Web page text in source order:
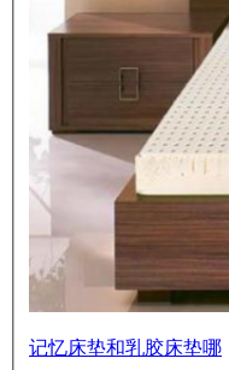
记忆床垫和乳胶床垫哪